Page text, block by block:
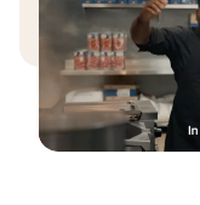
Assurer le
en valeur
buffets (de
service).
Offrir un